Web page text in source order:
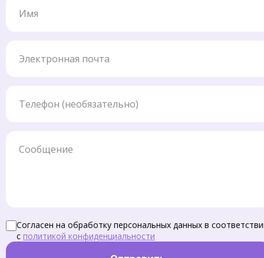
Согласен на обработку персональных данных в
с политикой конфиденциальности